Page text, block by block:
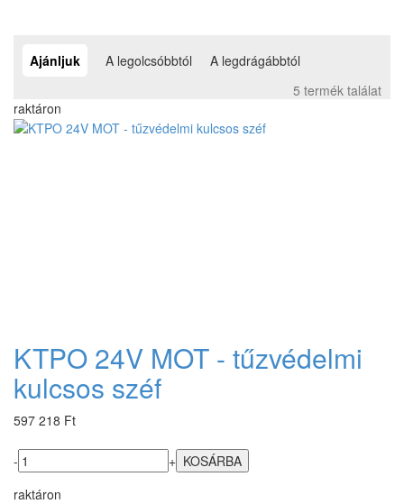
Ajánljuk A legolcsóbbtól
A legdrágábbtól
5 termék találat
raktáron
KTPO 24V MOT - tűzvédelmi
kulcsos széf
597 218 Ft
-
+
raktáron